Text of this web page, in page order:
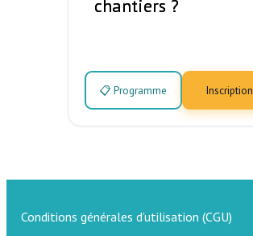
chantiers ?
📋 Programme Inscription
Conditions générales d’utilisation (CGU)